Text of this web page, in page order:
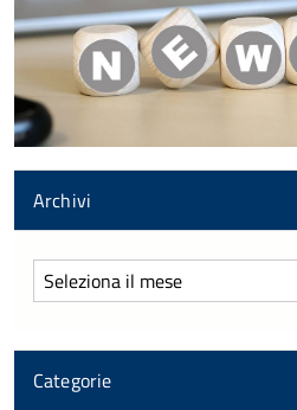
Archivi
Archivi
Categorie